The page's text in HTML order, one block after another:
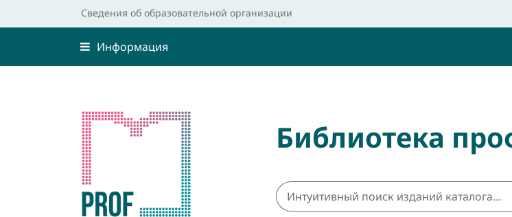
Сведения об образовательной организации
Информация
Библиотека